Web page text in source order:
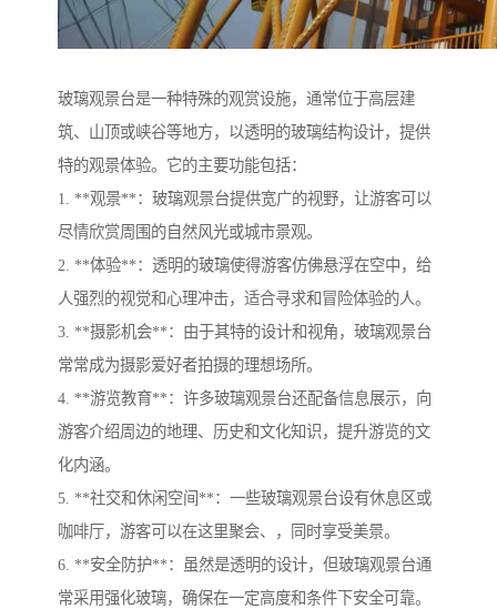
玻璃观景台是一种特殊的观赏设施，通常位于高层建
筑、山顶或峡谷等地方，以透明的玻璃结构设计，提供
特的观景体验。它的主要功能包括：
1. **观景**：玻璃观景台提供宽广的视野，让游客可以
尽情欣赏周围的自然风光或城市景观。
2. **体验**：透明的玻璃使得游客仿佛悬浮在空中，给
人强烈的视觉和心理冲击，适合寻求和冒险体验的人。
3. **摄影机会**：由于其特的设计和视角，玻璃观景台
常常成为摄影爱好者拍摄的理想场所。
4. **游览教育**：许多玻璃观景台还配备信息展示，向
游客介绍周边的地理、历史和文化知识，提升游览的文
化内涵。
5. **社交和休闲空间**：一些玻璃观景台设有休息区或
咖啡厅，游客可以在这里聚会、，同时享受美景。
6. **安全防护**：虽然是透明的设计，但玻璃观景台通
常采用强化玻璃，确保在一定高度和条件下安全可靠。